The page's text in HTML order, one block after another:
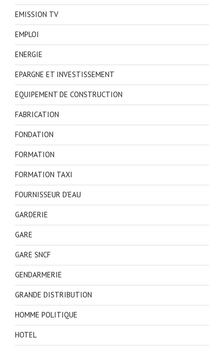
EMISSION TV
EMPLOI
ENERGIE
EPARGNE ET INVESTISSEMENT
EQUIPEMENT DE CONSTRUCTION
FABRICATION
FONDATION
FORMATION
FORMATION TAXI
FOURNISSEUR D'EAU
GARDERIE
GARE
GARE SNCF
GENDARMERIE
GRANDE DISTRIBUTION
HOMME POLITIQUE
HOTEL